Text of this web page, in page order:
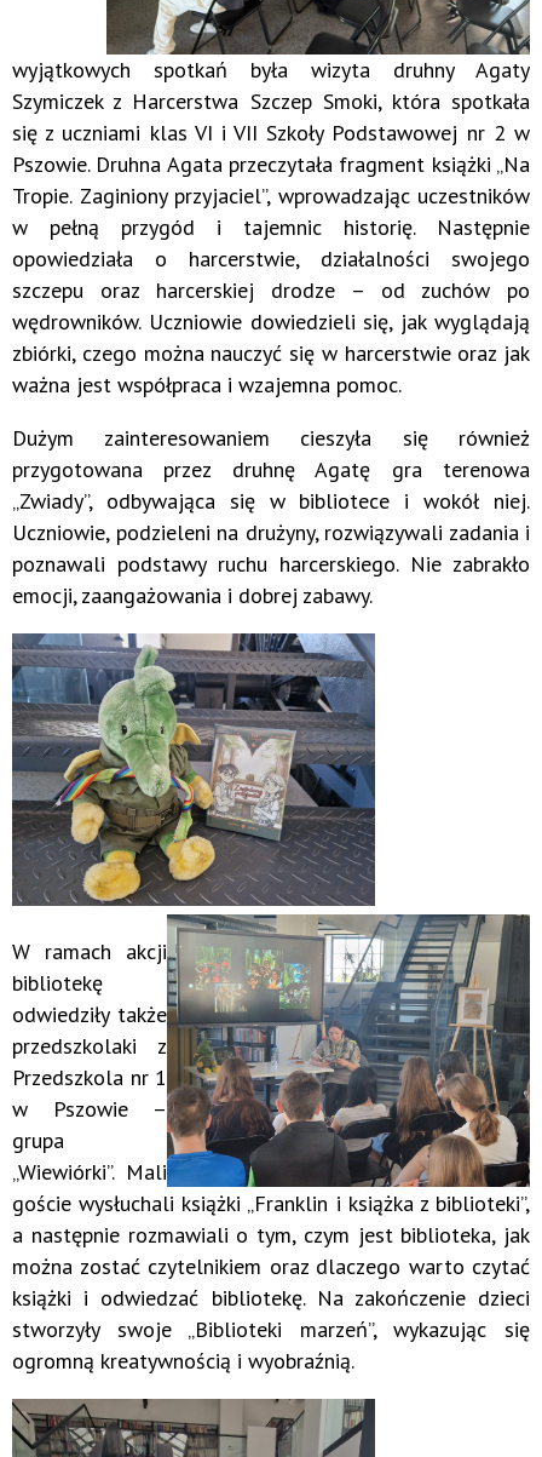
wyjątkowych spotkań była wizyta druhny Agaty
Szymiczek z Harcerstwa Szczep Smoki, która spotkała
się z uczniami klas VI i VII Szkoły Podstawowej nr 2 w
Pszowie. Druhna Agata przeczytała fragment książki „Na
Tropie. Zaginiony przyjaciel”, wprowadzając uczestników
w pełną przygód i tajemnic historię. Następnie
opowiedziała o harcerstwie, działalności swojego
szczepu oraz harcerskiej drodze – od zuchów po
wędrowników. Uczniowie dowiedzieli się, jak wyglądają
zbiórki, czego można nauczyć się w harcerstwie oraz jak
ważna jest współpraca i wzajemna pomoc.
Dużym zainteresowaniem cieszyła się również
przygotowana przez druhnę Agatę gra terenowa
„Zwiady”, odbywająca się w bibliotece i wokół niej.
Uczniowie, podzieleni na drużyny, rozwiązywali zadania i
poznawali podstawy ruchu harcerskiego. Nie zabrakło
emocji, zaangażowania i dobrej zabawy.
W ramach akcji
bibliotekę
odwiedziły także
przedszkolaki z
Przedszkola nr 1
w Pszowie –
grupa
„Wiewiórki”. Mali
goście wysłuchali książki „Franklin i książka z biblioteki”,
a następnie rozmawiali o tym, czym jest biblioteka, jak
można zostać czytelnikiem oraz dlaczego warto czytać
książki i odwiedzać bibliotekę. Na zakończenie dzieci
stworzyły swoje „Biblioteki marzeń”, wykazując się
ogromną kreatywnością i wyobraźnią.